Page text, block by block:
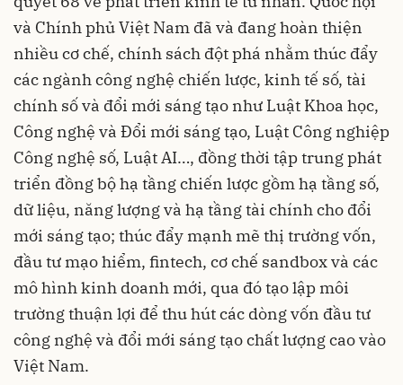
và Chính phủ Việt Nam đã và đang hoàn thiện
nhiều cơ chế, chính sách đột phá nhằm thúc đẩy
các ngành công nghệ chiến lược, kinh tế số, tài
chính số và đổi mới sáng tạo như Luật Khoa học,
Công nghệ và Đổi mới sáng tạo, Luật Công nghiệp
Công nghệ số, Luật AI…, đồng thời tập trung phát
triển đồng bộ hạ tầng chiến lược gồm hạ tầng số,
dữ liệu, năng lượng và hạ tầng tài chính cho đổi
mới sáng tạo; thúc đẩy mạnh mẽ thị trường vốn,
đầu tư mạo hiểm, fintech, cơ chế sandbox và các
mô hình kinh doanh mới, qua đó tạo lập môi
trường thuận lợi để thu hút các dòng vốn đầu tư
công nghệ và đổi mới sáng tạo chất lượng cao vào
Việt Nam.